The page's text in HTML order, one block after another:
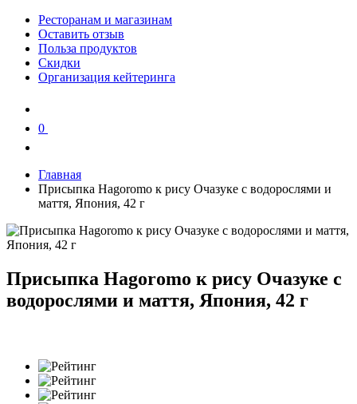
Ресторанам и магазинам
Оставить отзыв
Польза продуктов
Скидки
Организация кейтеринга
0
Главная
Присыпка Hagoromo к рису Очазуке с водорослями и
маття, Япония, 42 г
Присыпка Hagoromo к рису Очазуке с
водорослями и маття, Япония, 42 г